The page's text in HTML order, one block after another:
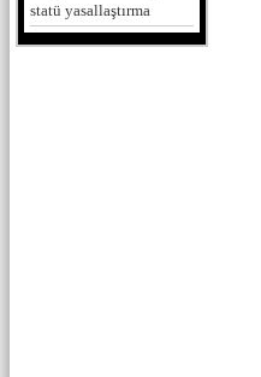
statü yasallaştırma